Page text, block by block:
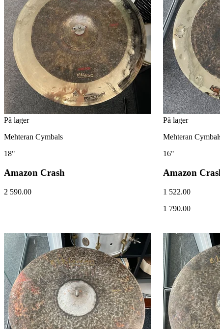
På lager
Mehteran Cymbals
18"
Amazon Crash
2 590.00
På lager
Mehteran
16"
Amazon
1 522.00
1 790.00